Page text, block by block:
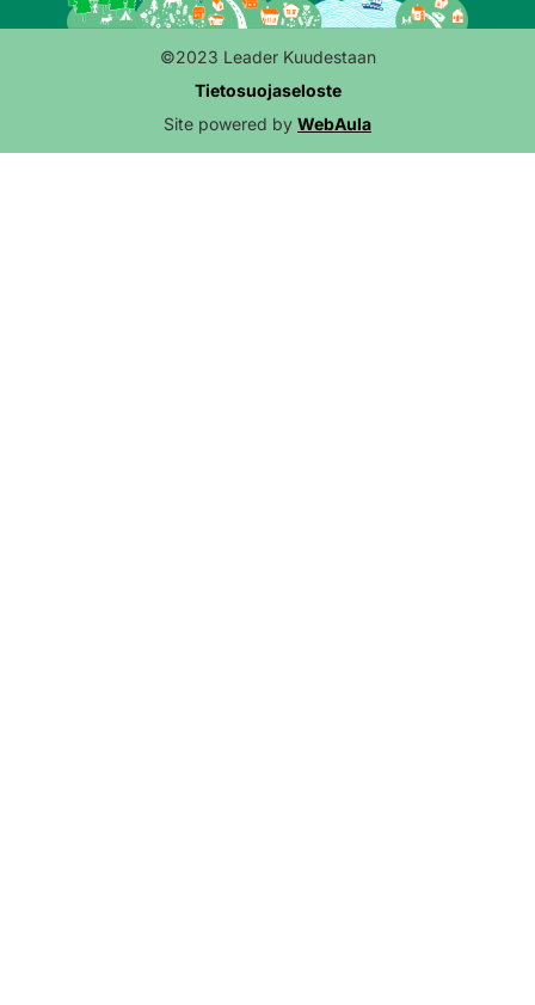
©2023 Leader Kuudestaan
Tietosuojaseloste
Site powered by WebAula